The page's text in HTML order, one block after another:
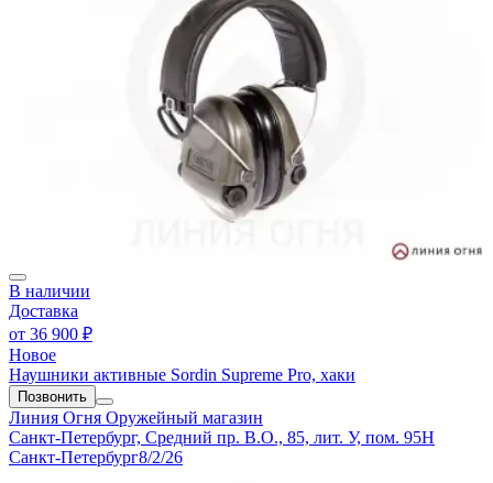
В наличии
Доставка
от 36 900 ₽
Новое
Наушники активные Sordin Supreme Pro, хаки
Позвонить
Линия Огня Оружейный магазин
Санкт-Петербург, Средний пр. В.О., 85, лит. У, пом. 95Н
Санкт-Петербург8/2/26